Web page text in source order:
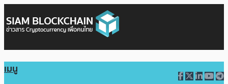
เมนู